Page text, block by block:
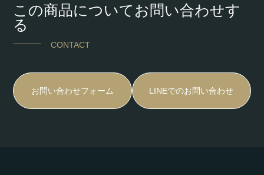
この商品についてお問い合わせす
る
CONTACT
お問い合わせフォーム LINEでのお問い合わせ